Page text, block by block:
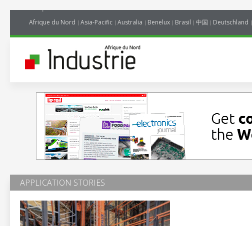
Afrique du Nord Asia-Pacific Australia Benelux Brasil 中国 Deutschland
APPLICATION STORIES